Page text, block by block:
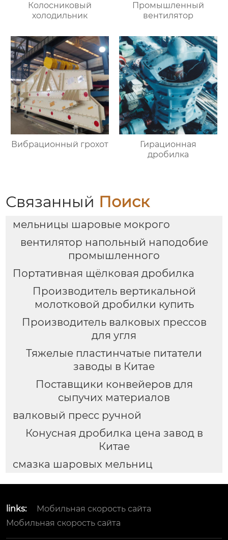
Колосниковый
холодильник
Промышленный
вентилятор
Вибрационный грохот
Гирационная
дробилка
Связанный Поиск
мельницы шаровые мокрого
вентилятор напольный наподобие
промышленного
Портативная щёлковая дробилка
Производитель вертикальной
молотковой дробилки купить
Производитель валковых прессов
для угля
Тяжелые пластинчатые питатели
заводы в Китае
Поставщики конвейеров для
сыпучих материалов
валковый пресс ручной
Конусная дробилка цена завод в
Китае
смазка шаровых мельниц
links:
Мобильная скорость сайта
Мобильная скорость сайта